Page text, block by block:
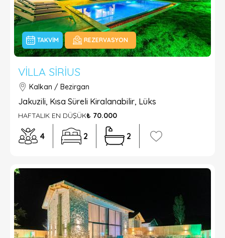
TAKVIM REZERVASYON
VILLA SIRIUS
Kalkan / Bezirgan
Jakuzili, Kısa Süreli Kiralanabilir, Lüks
HAFTALIK EN DÜŞÜK₺ 70.000
4 2 2